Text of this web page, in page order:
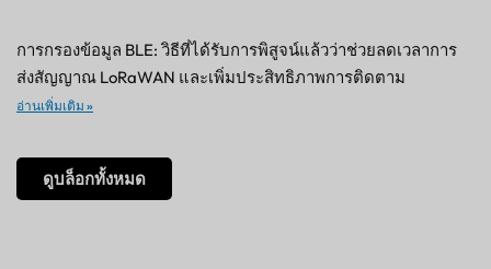
การกรองข้อมูล BLE: วิธีที่ได้รับการพิสูจน์แล้วว่าช่วยลดเวลาการ
ส่งสัญญาณ LoRaWAN และเพิ่มประสิทธิภาพการติดตาม
อ่านเพิ่มเติม »
ดูบล็อกทั้งหมด